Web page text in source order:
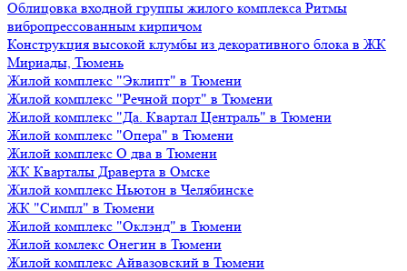
Облицовка входной группы жилого комплекса Ритмы
вибропрессованным кирпичом
Конструкция высокой клумбы из декоративного блока в ЖК
Мириады, Тюмень
Жилой комплекс "Эклипт" в Тюмени
Жилой комплекс "Речной порт" в Тюмени
Жилой комплекс "Да. Квартал Централь" в Тюмени
Жилой комплекс "Опера" в Тюмени
Жилой комплекс О два в Тюмени
ЖК Кварталы Драверта в Омске
Жилой комплекс Ньютон в Челябинске
ЖК "Симпл" в Тюмени
Жилой комплекс "Оклэнд" в Тюмени
Жилой комлекс Онегин в Тюмени
Жилой комплекс Айвазовский в Тюмени